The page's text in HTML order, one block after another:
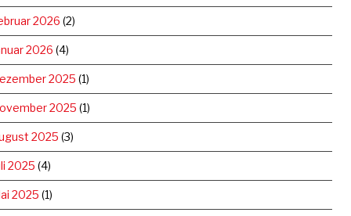
2026 (2)
2026 (4)
2025 (1)
2025 (1)
2025 (3)
2025 (4)
2025 (1)